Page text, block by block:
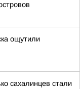
ощутили
сахалинцев стали